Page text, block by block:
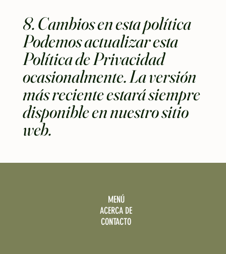
8. Cambios en esta política
Podemos actualizar esta
Política de Privacidad
ocasionalmente. La versión
más reciente estará siempre
disponible en nuestro sitio
web.
MENÚ
ACERCA DE
CONTACTO